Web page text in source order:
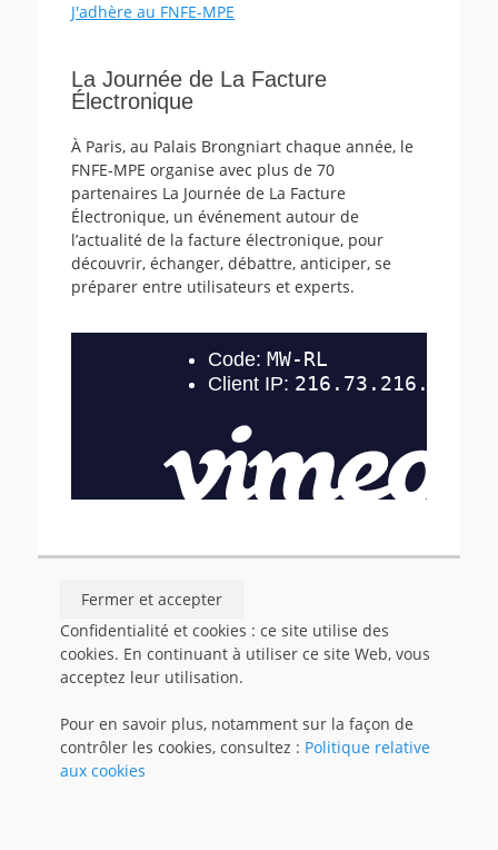
J'adhère au FNFE-MPE
La Journée de La Facture
Électronique
À Paris, au Palais Brongniart chaque année, le
FNFE-MPE organise avec plus de 70
partenaires La Journée de La Facture
Électronique, un événement autour de
l’actualité de la facture électronique, pour
découvrir, échanger, débattre, anticiper, se
préparer entre utilisateurs et experts.
Confidentialité et cookies : ce site utilise des
cookies. En continuant à utiliser ce site Web, vous
acceptez leur utilisation.
Pour en savoir plus, notamment sur la façon de
contrôler les cookies, consultez : Politique relative
aux cookies